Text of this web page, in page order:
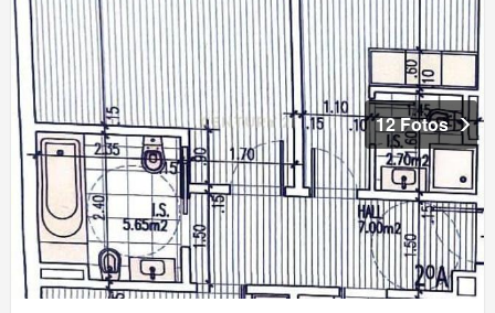
12 Fotos